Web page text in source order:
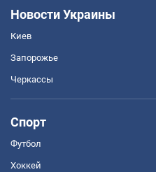
Новости Украины
Киев
Запорожье
Черкассы
Спорт
Футбол
Хоккей